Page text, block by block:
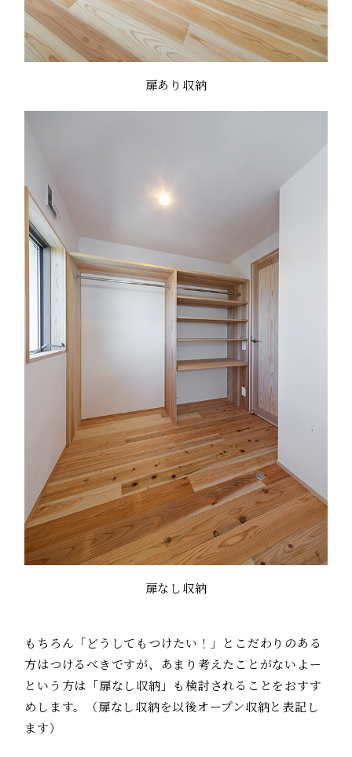
扉あり収納
扉なし収納
もちろん「どうしてもつけたい！」とこだわりのある
方はつけるべきですが、あまり考えたことがないよー
という方は「扉なし収納」も検討されることをおすす
めします。（扉なし収納を以後オープン収納と表記し
ます）